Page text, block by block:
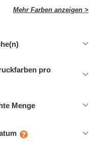
Mehr Farben anzeigen >
pro
Menge